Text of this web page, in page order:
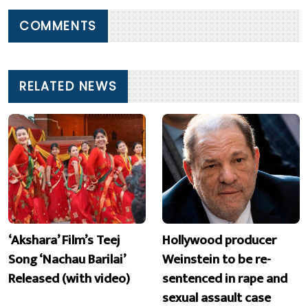
COMMENTS
RELATED NEWS
‘Akshara’ Film’s Teej
Song ‘Nachau Barilai’
Released (with video)
Hollywood producer
Weinstein to be re-
sentenced in rape and
sexual assault case